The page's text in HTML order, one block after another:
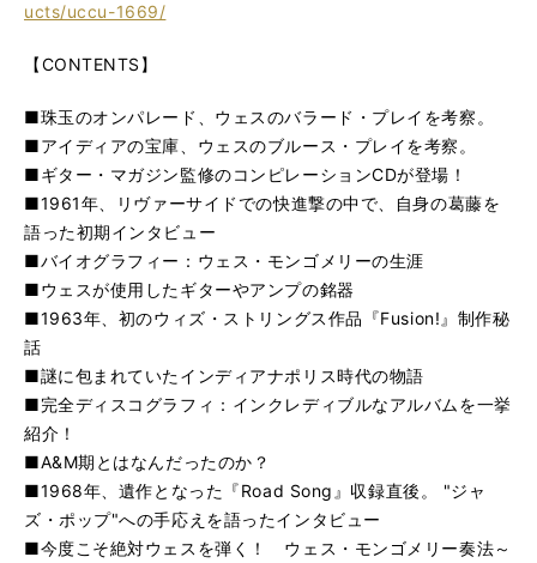
ucts/uccu-1669/
【CONTENTS】
■珠玉のオンパレード、ウェスのバラード・プレイを考察。
■アイディアの宝庫、ウェスのブルース・プレイを考察。
■ギター・マガジン監修のコンピレーションCDが登場！
■1961年、リヴァーサイドでの快進撃の中で、自身の葛藤を
語った初期インタビュー
■バイオグラフィー：ウェス・モンゴメリーの生涯
■ウェスが使用したギターやアンプの銘器
■1963年、初のウィズ・ストリングス作品『Fusion!』制作秘
話
■謎に包まれていたインディアナポリス時代の物語
■完全ディスコグラフィ：インクレディブルなアルバムを一挙
紹介！
■A&M期とはなんだったのか？
■1968年、遺作となった『Road Song』収録直後。 "ジャ
ズ・ポップ"への手応えを語ったインタビュー
■今度こそ絶対ウェスを弾く！ ウェス・モンゴメリー奏法～